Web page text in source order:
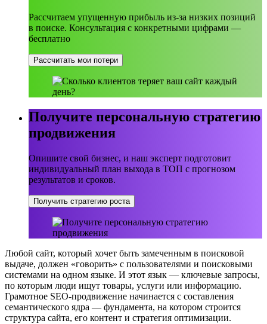
Рассчитаем упущенную прибыль из-за низких позиций
в поиске. Консультация с конкретными цифрами —
бесплатно
Рассчитать мои потери
Получите персональную стратегию
продвижения
Опишите свой бизнес, и наш эксперт подготовит
индивидуальный план выхода в ТОП с прогнозом
результатов и сроков.
Получить стратегию роста
Любой сайт, который хочет быть замеченным в поисковой
выдаче, должен «говорить» с пользователями и поисковыми
системами на одном языке. И этот язык — ключевые запросы,
по которым люди ищут товары, услуги или информацию.
Грамотное SEO-продвижение начинается с составления
семантического ядра — фундамента, на котором строится
структура сайта, его контент и стратегия оптимизации.